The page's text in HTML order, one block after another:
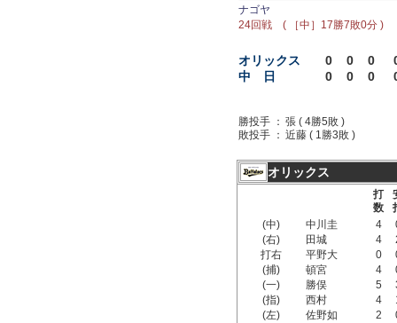
ナゴヤ
24回戦 ( ［中］17勝7敗0分 )
オリックス 0 0 0
中 日
0 0 0
勝投手 ： 張 ( 4勝5敗 )
敗投手 ： 近藤 ( 1勝3敗 )
オリックス
打
数
(中)
中川圭 4
(右)
田城 4
打右
平野大 0
(捕)
頓宮 4
(一)
勝俣 5
(指)
西村 4
(左)
佐野如 2